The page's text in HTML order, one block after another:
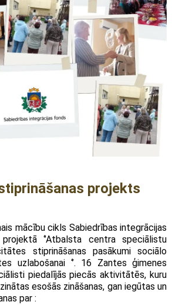
projekts
mācību cikls Sabiedrības integrācijas
‘’Atbalsta centra speciālistu
stiprināšanas pasākumi sociālo
uzlabošanai ‘’. 16 Zantes ģimenes
piedalījās piecās aktivitātēs, kuru
esošās zināšanas, gan iegūtas un
par :